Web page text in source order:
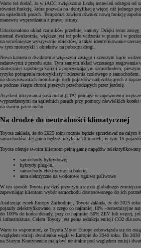
Warto też dodać, że w iACC zwiększono liczbę ustawień odstępu od
również funkcję, która pozwala na identyfikację więcej niż jednego
na sąsiednich pasach. Tempomat zawiera również nową funkcję
manewru wyprzedzania z prawej strony.
Udoskonalono układ czujników przedniej kamery. Dzięki temu
niemal dwukrotnie, większe jest też pole widzenia w pionie i w
na wcześniejsze wykrywanie obiektów, a także identyfikowanie
w tym motocykli i obiektów na poboczu drogi.
Nowa kamera o dwukrotnie większym zasięgu i szerszym kącie
radarowymi z przodu auta. Tym samym układ wczesnego reagowania
skuteczniej zapobiega kolizji z poprzedzającym samochodem,
ryzyko potrącenia motocyklisty i zderzenia czołowego z
na skrzyżowaniach monitoruje ruch pojazdów nadjeżdżających z
a podczas skrętu chroni pieszych przechodzących przez jezdnię.
Asystent utrzymania pasa ruchu (LTA) pomaga w zapewnieniu
wyprzedzanymi na sąsiednich pasach przy pomocy niewielkich
na swoim pasie ruchu.
Na drodze do neutralności klimatycznej
Toyota zakłada, że do 2025 roku rocznie będzie sprzedawać na
samochodów. Jej gama będzie liczyła aż 70 modeli, w tym 15
Toyota oferuje swoim klientom pełną gamę napędów
samochody hybrydowe,
hybrydy plug-in,
samochody elektryczne na baterie,
auta elektryczne na wodorowe ogniwa paliwowe.
W ten sposób Toyota już dziś przyczynia się do globalnego
zapewniając klientom wybór samochodu dostosowanego do ich
Analizując rynek Europy Zachodniej, Toyota zakłada, że do 2025
pojazdy zelektryfikowane, z czego co najmniej 10% –zeroemisyjne
do 100% do końca dekady, przy co najmniej 50% ZEV lub więcej,
i infrastruktura. Celem Toyoty jest pełna redukcja emisji CO2 dla
Warto tu wspomnieć, że Toyota Motor Europe zobowiązała się do
względem emisji dwutlenku węgla w Europie do 2040 roku. Do 2030
na Starym Kontynencie mają być neutralne pod względem emisji